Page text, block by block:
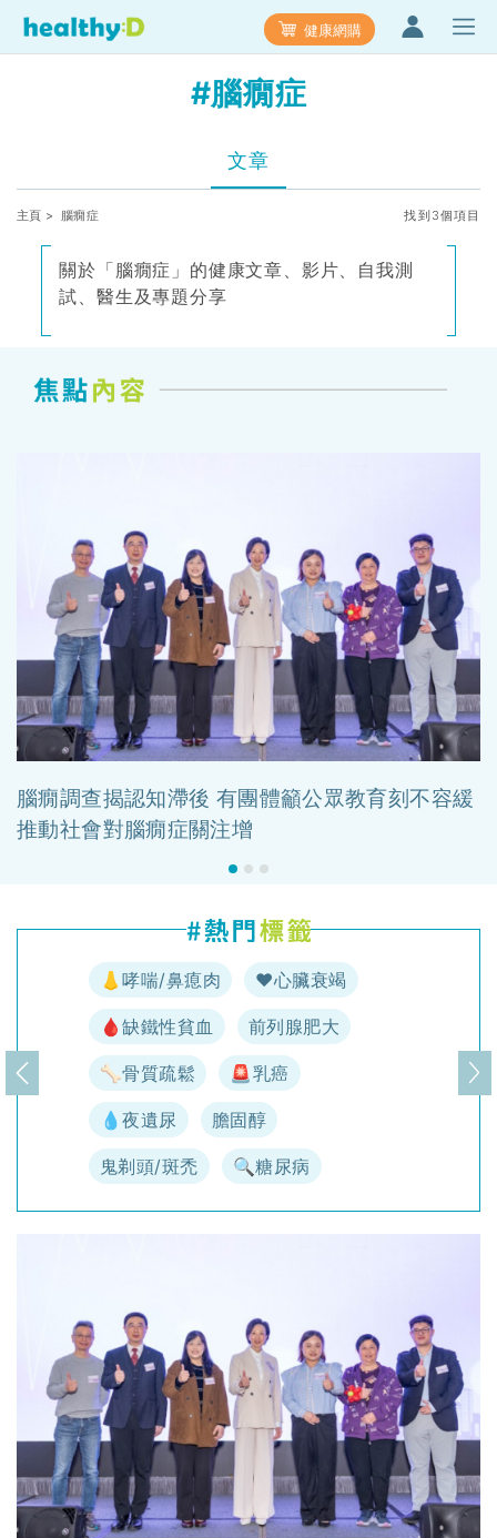
健康網購
#腦癇症
文章
主頁 > 腦癇症 找到3個項目
關於「腦癇症」的健康文章、影片、自我測
試、醫生及專題分享
腦癇調查揭認知滯後 有團體籲公眾教育刻不容緩
推動社會對腦癇症關注增
👃哮喘/鼻瘜肉 ♥️心臟衰竭
🩸缺鐵性貧血 前列腺肥大
🦴骨質疏鬆 🚨乳癌
💧夜遺尿 膽固醇
鬼剃頭/斑禿 🔍糖尿病
上一頁 下